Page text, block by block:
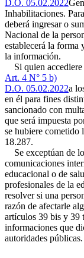
D.O. 05.02.2022
Inhabilitaciones.
deberá ingresar o
Nacional de la
establecerá la forma
la información.
Si quien accediere
Art. 4 N° 5 b)
D.O. 05.02.2022a
en él para fines
sancionado con
que será impuesta
se hubiere
18.287.
Se exceptúan de
comunicaciones
educacional o de
profesionales de la
resolver si una
razón de afectarle
artículos 39 bis y 39
informaciones que
autoridades públicas.